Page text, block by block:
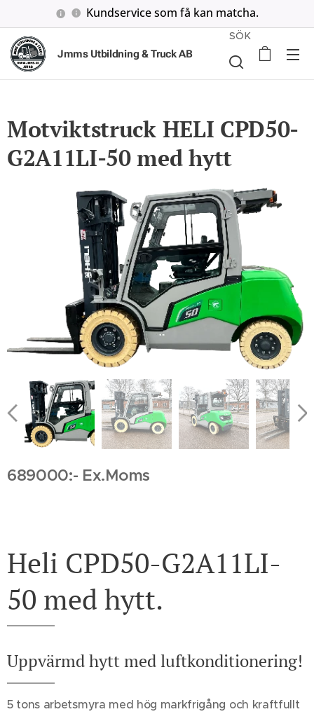
Kundservice som få kan matcha.
Jmms Utbildning & Truck AB
SÖK
Motviktstruck HELI CPD50-
G2A11LI-50 med hytt
689000:- Ex.Moms
Heli CPD50-G2A11LI-
50 med hytt.
Uppvärmd hytt med luftkonditionering!
5 tons arbetsmyra med hög markfrigång och kraftfullt